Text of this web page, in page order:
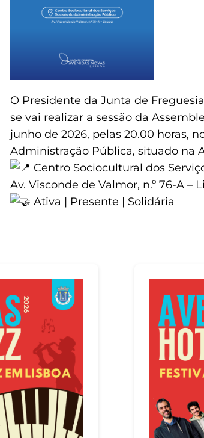
O Presidente da Junta de
se vai realizar a sessão da
junho de 2026, pelas 20.00 horas,
Administração Pública, situado na
Centro Sociocultural dos
Av. Visconde de Valmor, n.º 76-A –
Ativa | Presente | Solidária